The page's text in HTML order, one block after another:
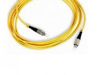
Add to
wishlist